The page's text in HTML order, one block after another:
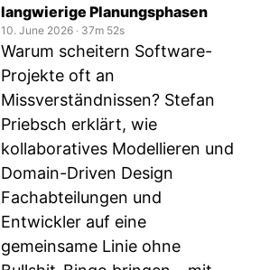
langwierige Planungsphasen
10. June 2026 ‧ 37m 52s
Warum scheitern Software-
Projekte oft an
Missverständnissen? Stefan
Priebsch erklärt, wie
kollaboratives Modellieren und
Domain-Driven Design
Fachabteilungen und
Entwickler auf eine
gemeinsame Linie ohne